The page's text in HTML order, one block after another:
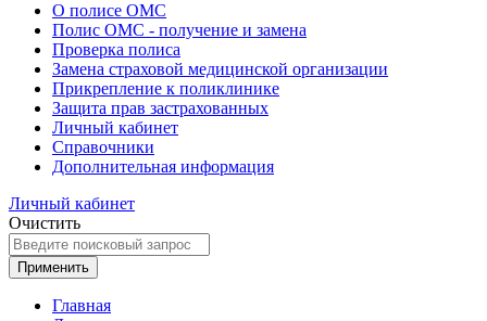
О полисе ОМС
Полис ОМС - получение и замена
Проверка полиса
Замена страховой медицинской организации
Прикрепление к поликлинике
Защита прав застрахованных
Личный кабинет
Справочники
Дополнительная информация
Личный кабинет
Очистить
Применить
Главная